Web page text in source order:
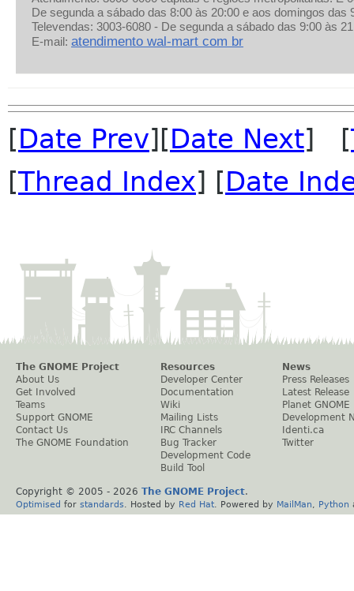
De segunda a sábado das 8:00 às 20:00 e aos domingos das
Televendas: 3003-6080 - De segunda a sábado das 9:00 às
E-mail: atendimento wal-mart com br
[Date Prev][Date Next] [
[Thread Index] [Date
The GNOME Project
About Us
Get Involved
Teams
Support GNOME
Contact Us
The GNOME Foundation
Resources
Developer Center
Documentation
Wiki
Mailing Lists
IRC Channels
Bug Tracker
Development Code
Build Tool
News
Press Releases
Latest Release
Planet GNOME
Development
Identi.ca
Twitter
Copyright © 2005 - 2026 The GNOME Project.
Optimised for standards . Hosted by Red Hat . Powered by MailMan Python